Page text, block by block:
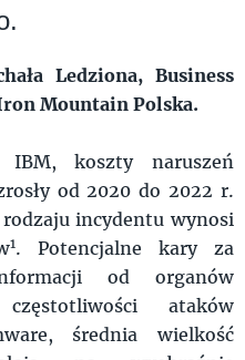
Ledziona, Business
Mountain Polska.
koszty naruszeń
od 2020 do 2022 r.
incydentu wynosi
1. Potencjalne kary za
od organów
ataków
średnia wielkość